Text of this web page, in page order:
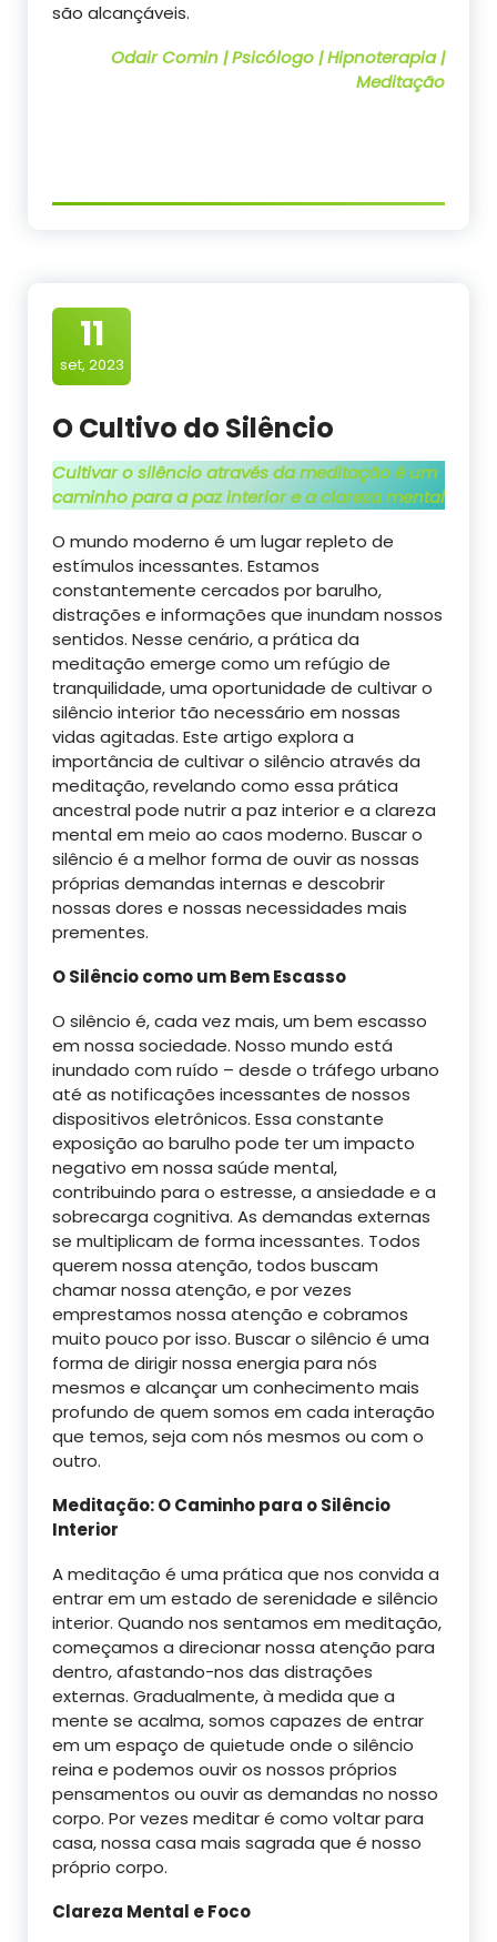
são alcançáveis.
Odair Comin | Psicólogo | Hipnoterapia |
Meditação
11
set, 2023
O Cultivo do Silêncio
Cultivar o silêncio através da meditação é um
caminho para a paz interior e a clareza mental
O mundo moderno é um lugar repleto de
estímulos incessantes. Estamos
constantemente cercados por barulho,
distrações e informações que inundam nossos
sentidos. Nesse cenário, a prática da
meditação emerge como um refúgio de
tranquilidade, uma oportunidade de cultivar o
silêncio interior tão necessário em nossas
vidas agitadas. Este artigo explora a
importância de cultivar o silêncio através da
meditação, revelando como essa prática
ancestral pode nutrir a paz interior e a clareza
mental em meio ao caos moderno. Buscar o
silêncio é a melhor forma de ouvir as nossas
próprias demandas internas e descobrir
nossas dores e nossas necessidades mais
prementes.
O Silêncio como um Bem Escasso
O silêncio é, cada vez mais, um bem escasso
em nossa sociedade. Nosso mundo está
inundado com ruído – desde o tráfego urbano
até as notificações incessantes de nossos
dispositivos eletrônicos. Essa constante
exposição ao barulho pode ter um impacto
negativo em nossa saúde mental,
contribuindo para o estresse, a ansiedade e a
sobrecarga cognitiva. As demandas externas
se multiplicam de forma incessantes. Todos
querem nossa atenção, todos buscam
chamar nossa atenção, e por vezes
emprestamos nossa atenção e cobramos
muito pouco por isso. Buscar o silêncio é uma
forma de dirigir nossa energia para nós
mesmos e alcançar um conhecimento mais
profundo de quem somos em cada interação
que temos, seja com nós mesmos ou com o
outro.
Meditação: O Caminho para o Silêncio
Interior
A meditação é uma prática que nos convida a
entrar em um estado de serenidade e silêncio
interior. Quando nos sentamos em meditação,
começamos a direcionar nossa atenção para
dentro, afastando-nos das distrações
externas. Gradualmente, à medida que a
mente se acalma, somos capazes de entrar
em um espaço de quietude onde o silêncio
reina e podemos ouvir os nossos próprios
pensamentos ou ouvir as demandas no nosso
corpo. Por vezes meditar é como voltar para
casa, nossa casa mais sagrada que é nosso
próprio corpo.
Clareza Mental e Foco